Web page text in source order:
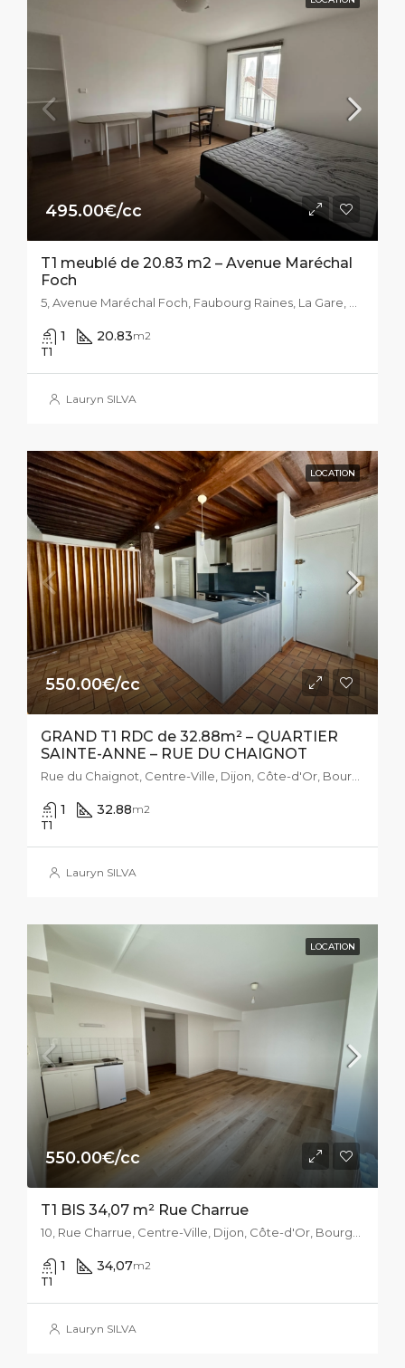
495.00€/cc
T1 meublé de 20.83 m2 – Avenue Maréchal
Foch
1 20.83m2
T1
Lauryn SILVA
LOCATION
550.00€/cc
GRAND T1 RDC de 32.88m² – QUARTIER
SAINTE-ANNE – RUE DU CHAIGNOT
1 32.88m2
T1
Lauryn SILVA
LOCATION
550.00€/cc
T1 BIS 34,07 m² Rue Charrue
1 34,07m2
T1
Lauryn SILVA